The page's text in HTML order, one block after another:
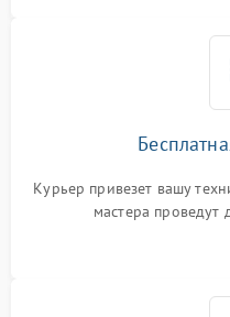
Курьер привезет вашу
мастера проведут